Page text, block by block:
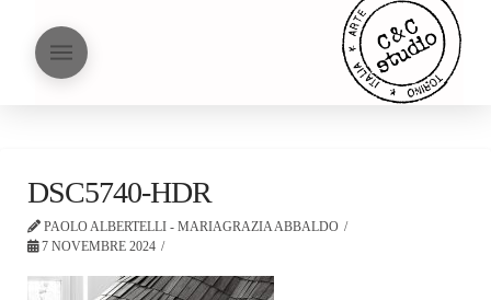
DSC5740-HDR
PAOLO ALBERTELLI - MARIAGRAZIA ABBALDO
7 NOVEMBRE 2024